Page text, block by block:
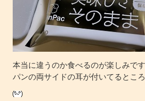
本当に違うのか食べるのが楽しみです
パンの両サイドの耳が付いてるとこ